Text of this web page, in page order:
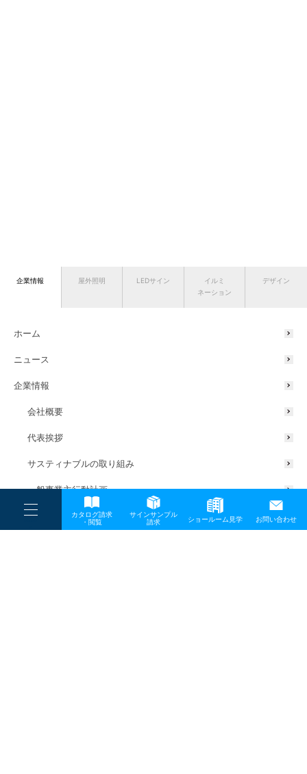
----
----
-
カタログ請求
・閲覧
サインサンプル
請求
ショールーム見学 お問い合わせ
企業情報 屋外照明 LEDサイン
イルミ
ネーション
デザイン
ホーム
ニュース
企業情報
会社概要
代表挨拶
サスティナブルの取り組み
一般事業主行動計画